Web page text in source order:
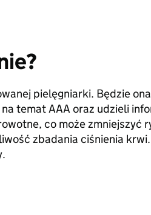
pielęgniarki. Będzie ona
temat AAA oraz udzieli
co może zmniejszyć
zbadania ciśnienia